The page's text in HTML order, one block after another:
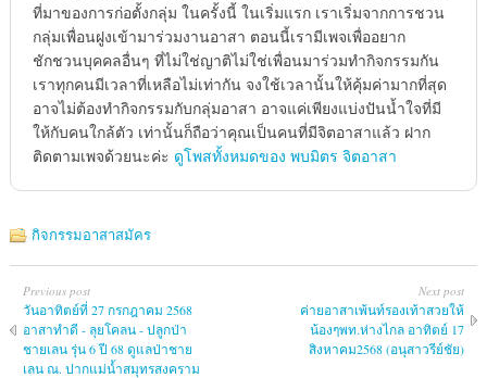
ที่มาของการก่อตั้งกลุ่ม ในครั้งนี้ ในเริ่มแรก เราเริ่มจากการชวน
กลุ่มเพื่อนฝูงเข้ามาร่วมงานอาสา ตอนนี้เรามีเพจเพื่ออยาก
ชักชวนบุคคลอื่นๆ ที่ไม่ใช่ญาติไม่ใช่เพื่อนมาร่วมทำกิจกรรมกัน
เราทุกคนมีเวลาที่เหลือไม่เท่ากัน จงใช้เวลานั้นให้คุ้มค่ามากที่สุด
อาจไม่ต้องทำกิจกรรมกับกลุ่มอาสา อาจแค่เพียงแบ่งปันน้ำใจที่มี
ให้กับคนใกล้ตัว เท่านั้นก็ถือว่าคุณเป็นคนที่มีจิตอาสาแล้ว ฝาก
ติดตามเพจด้วยนะค่ะ ดูโพสทั้งหมดของ พบมิตร จิตอาสา
กิจกรรมอาสาสมัคร
Previous post
วันอาทิตย์ที่ 27 กรกฎาคม 2568
อาสาทำดี - ลุยโคลน - ปลูกป่า
ชายเลน รุ่น 6 ปี 68 ดูแลป่าชาย
เลน ณ. ปากแม่น้ำสมุทรสงคราม
Next post
ค่ายอาสาเพ้นท์รองเท้าสวยให้
น้องๆพท.ห่างไกล อาทิตย์ 17
สิงหาคม2568 (อนุสาวรีย์ชัย)